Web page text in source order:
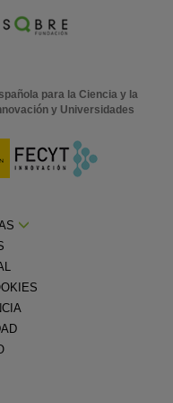
para la Ciencia y la
y Universidades